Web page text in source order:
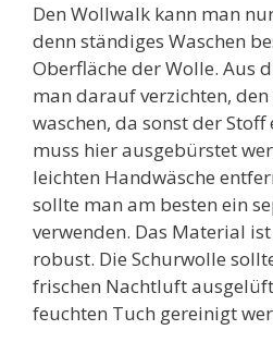
Den Wollwalk kann man
denn ständiges Waschen
Oberfläche der Wolle. Aus
man darauf verzichten,
waschen, da sonst der
muss hier ausgebürstet
leichten Handwäsche
sollte man am besten ein
verwenden. Das Material
robust. Die Schurwolle
frischen Nachtluft
feuchten Tuch gereinigt